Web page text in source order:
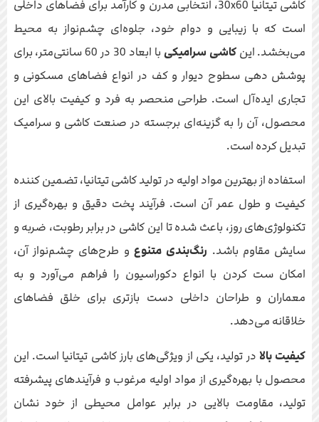
کاشی تیتانیا 30x60، انتخابی مدرن و کارآمد برای فضاهای داخلی
است که با زیبایی و دوام خود، جلوه‌ای چشم‌نواز به محیط
می‌بخشد. اینکاشی سرامیکی
با ابعاد 30 در 60 سانتی‌متر، برای
پوشش دهی سطوح دیوار و کف در انواع فضاهای مسکونی و
تجاری ایده‌آل است. طراحی منحصر به فرد و کیفیت بالای این
محصول، آن را به گزینه‌ای برجسته در صنعت کاشی و سرامیک
تبدیل کرده است.
استفاده از بهترین مواد اولیه در تولید کاشی تیتانیا، تضمین کننده
کیفیت و طول عمر آن است. فرآیند پخت دقیق و بهره‌گیری از
تکنولوژی‌های روز، باعث شده تا این کاشی در برابر رطوبت، ضربه و
سایش مقاوم باشد. رنگ‌بندی متنوعو طرح‌های چشم‌نواز آن،
امکان ست کردن با انواع دکوراسیون را فراهم می‌آورد و به
معماران و طراحان داخلی دست بازتری برای خلق فضاهای
خلاقانه می‌دهد.
کیفیت بالادر تولید، یکی از ویژگی‌های بارز کاشی تیتانیا است. این
محصول با بهره‌گیری از مواد اولیه مرغوب و فرآیندهای پیشرفته
تولید، مقاومت بالایی در برابر عوامل محیطی از خود نشان